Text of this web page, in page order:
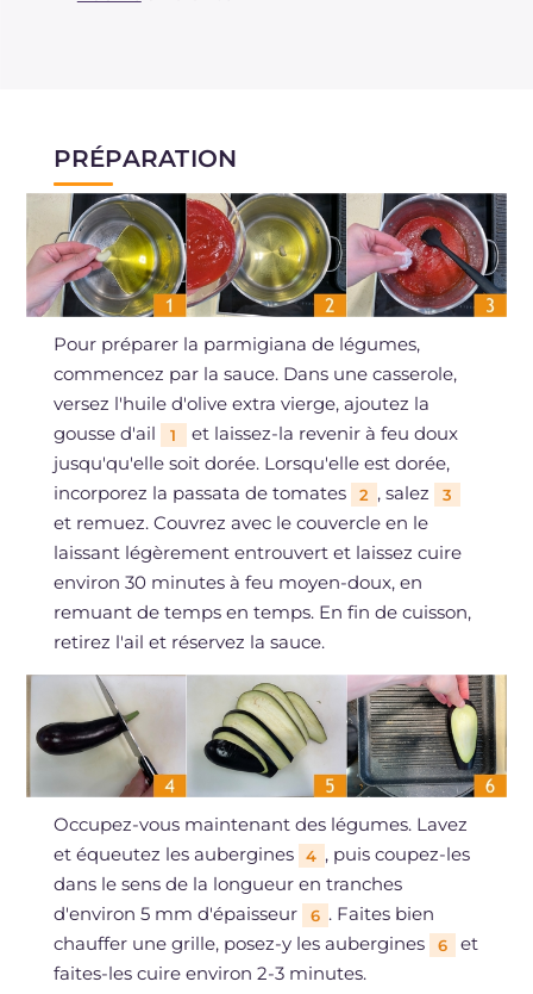
PRÉPARATION
Pour préparer la parmigiana de légumes,
commencez par la sauce. Dans une casserole,
versez l'huile d'olive extra vierge, ajoutez la
gousse d'ail
1
et laissez-la revenir à feu doux
jusqu'qu'elle soit dorée. Lorsqu'elle est dorée,
incorporez la passata de tomates
2 , salez 3
et remuez. Couvrez avec le couvercle en le
laissant légèrement entrouvert et laissez cuire
environ 30 minutes à feu moyen-doux, en
remuant de temps en temps. En fin de cuisson,
retirez l'ail et réservez la sauce.
Occupez-vous maintenant des légumes. Lavez
et équeutez les aubergines
4 , puis coupez-les
dans le sens de la longueur en tranches
d'environ 5 mm d'épaisseur
6 . Faites bien
chauffer une grille, posez-y les aubergines
6
et
faites-les cuire environ 2-3 minutes.